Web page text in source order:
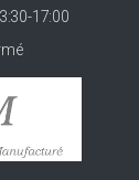
17:00